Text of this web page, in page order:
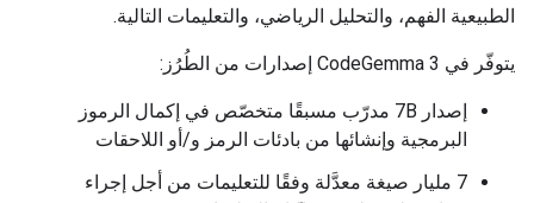
الطبيعية الفهم، والتحليل الرياضي، والتعليمات التالية.
يتوفّر في CodeGemma 3 إصدارات من الطُرُز:
إصدار 7B مدرّب مسبقًا متخصّص في إكمال الرموز
البرمجية وإنشائها من بادئات الرمز و/أو اللاحقات
7 مليار صيغة معدَّلة وفقًا للتعليمات من أجل إجراء